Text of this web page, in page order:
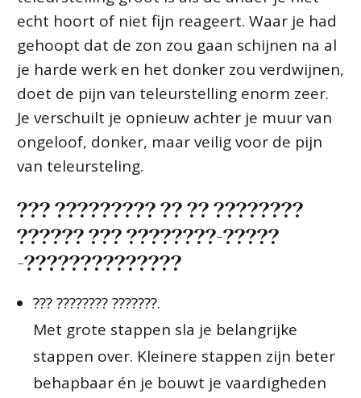
echt hoort of niet fijn reageert. Waar je had
gehoopt dat de zon zou gaan schijnen na al
je harde werk en het donker zou verdwijnen,
doet de pijn van teleurstelling enorm zeer.
Je verschuilt je opnieuw achter je muur van
ongeloof, donker, maar veilig voor de pijn
van teleursteling.
??? ????????? ?? ?? ????????
?????? ??? ????????-?????
-??????????????
??? ???????? ???????.
Met grote stappen sla je belangrijke
stappen over. Kleinere stappen zijn beter
behapbaar én je bouwt je vaardigheden